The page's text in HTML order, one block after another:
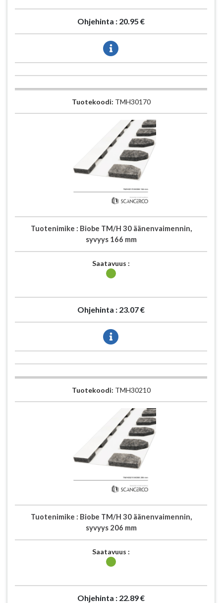
Ohjehinta : 20.95 €
Tuotekoodi: TMH30170
Tuotenimike : Biobe TM/H 30 äänenvaimennin,
syvyys 166 mm
Saatavuus :
Ohjehinta : 23.07 €
Tuotekoodi: TMH30210
Tuotenimike : Biobe TM/H 30 äänenvaimennin,
syvyys 206 mm
Saatavuus :
Ohjehinta : 22.89 €